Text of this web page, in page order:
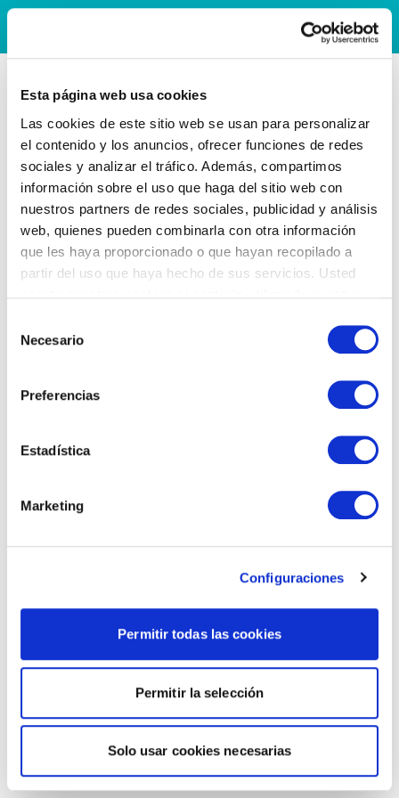
Esta página web usa cookies
Las cookies de este sitio web se usan para personalizar
el contenido y los anuncios, ofrecer funciones de redes
sociales y analizar el tráfico. Además, compartimos
información sobre el uso que haga del sitio web con
nuestros partners de redes sociales, publicidad y análisis
web, quienes pueden combinarla con otra información
que les haya proporcionado o que hayan recopilado a
partir del uso que haya hecho de sus servicios. Usted
Necesario
Preferencias
Estadística
Marketing
Configuraciones
Permitir todas las cookies
Permitir la selección
Solo usar cookies necesarias